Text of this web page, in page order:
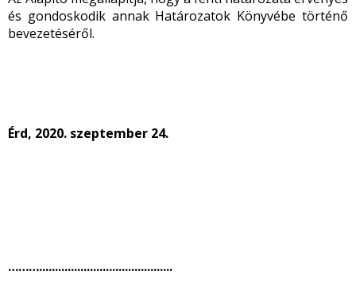
és gondoskodik annak Határozatok Könyvébe történő
bevezetéséről.
Érd, 2020. szeptember 24.
………..........................................